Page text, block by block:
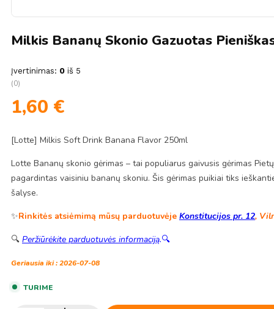
Milkis Bananų Skonio Gazuotas
Įvertinimas: 0 iš 5
(0)
1,60 €
[Lotte] Milkis Soft Drink Banana Flavor 250ml
Lotte Bananų skonio gėrimas – tai populiarus gaivusis gėrimas
pagardintas vaisiniu bananų skoniu. Šis gėrimas puikiai tiks
šalyse.
✨Rinkitės atsiėmimą mūsų parduotuvėje Konstitucijos pr. 12,
🔍 Peržiūrėkite parduotuvės informaciją.🔍
Geriausia iki : 2026-07-08
TURIME